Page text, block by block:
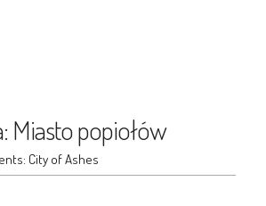
Miasto popiołów
City of Ashes